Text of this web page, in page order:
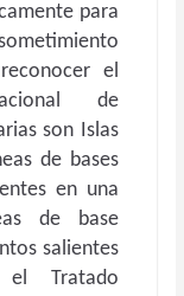
para
el
de
son Islas
de bases
en una
de base
salientes
Tratado